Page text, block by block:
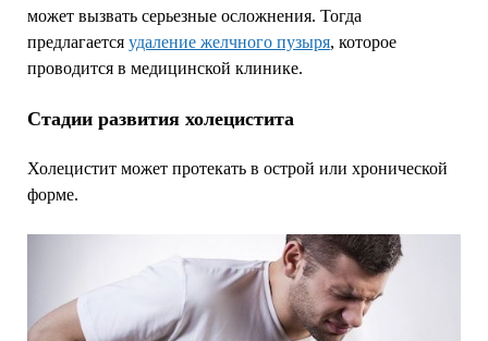
может вызвать серьезные осложнения. Тогда
предлагается удаление желчного пузыря, которое
проводится в медицинской клинике.
Стадии развития холецистита
Холецистит может протекать в острой или хронической
форме.